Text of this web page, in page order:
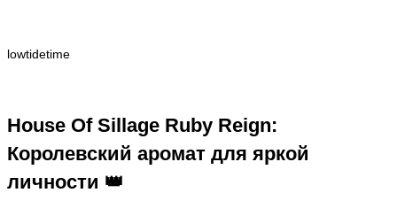
lowtidetime
House Of Sillage Ruby Reign:
Королевский аромат для яркой
личности 👑